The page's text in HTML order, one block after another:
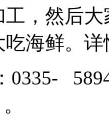
工，然后
海鲜。